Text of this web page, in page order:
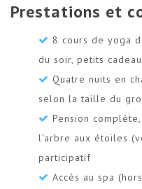
Prestations et
8 cours de yoga
du soir, petits
Quatre nuits en
selon la taille du
Pension
l’arbre aux étoiles
participatif
Accès au spa